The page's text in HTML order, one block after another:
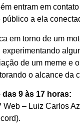
entram em
público a ela
em torno de um
experimentando
de um meme e
o alcance da
9 às 17 horas:
Web – Luiz Carlos